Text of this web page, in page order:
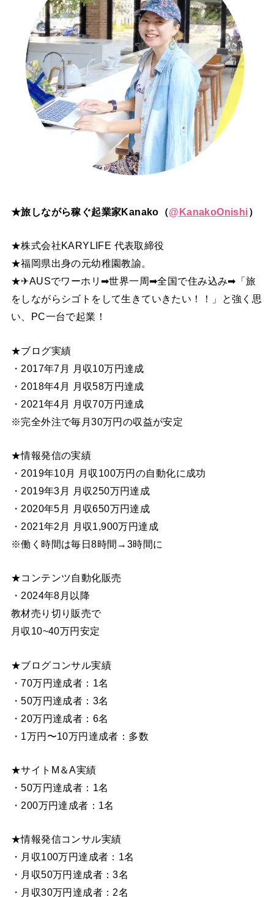
★旅しながら稼ぐ起業家Kanako（@KanakoOnishi）
★株式会社KARYLIFE 代表取締役
★福岡県出身の元幼稚園教諭。
★✈AUSでワーホリ➡世界一周➡全国で住み込み➡「旅
をしながらシゴトをして生きていきたい！！」と強く思
い、PC一台で起業！
★ブログ実績
・2017年7月 月収10万円達成
・2018年4月 月収58万円達成
・2021年4月 月収70万円達成
※完全外注で毎月30万円の収益が安定
★情報発信の実績
・2019年10月 月収100万円の自動化に成功
・2019年3月 月収250万円達成
・2020年5月 月収650万円達成
・2021年2月 月収1,900万円達成
※働く時間は毎日8時間→3時間に
★コンテンツ自動化販売
・2024年8月以降
教材売り切り販売で
月収10~40万円安定
★ブログコンサル実績
・70万円達成者：1名
・50万円達成者：3名
・20万円達成者：6名
・1万円〜10万円達成者：多数
★サイトM＆A実績
・50万円達成者：1名
・200万円達成者：1名
★情報発信コンサル実績
・月収100万円達成者：1名
・月収50万円達成者：3名
・月収30万円達成者：2名